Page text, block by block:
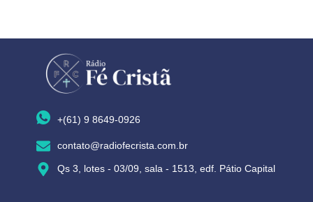
+(61) 9 8649-0926
contato@radiofecrista.com.br
Qs 3, lotes - 03/09, sala - 1513, edf. Pátio Capital